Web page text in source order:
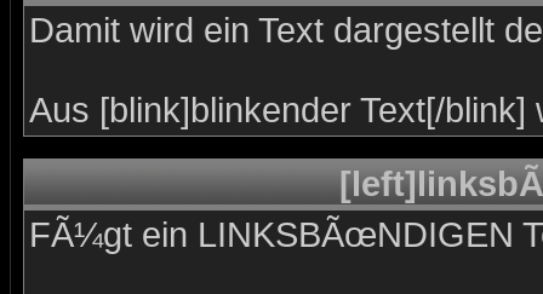
Damit wird ein Text dargestellt
Aus [blink]blinkender Text[/
FÃ¼gt ein LINKSBÃœNDIGEN